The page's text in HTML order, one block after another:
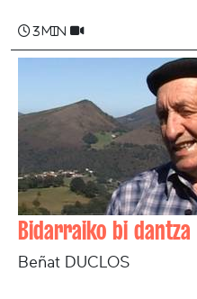
3 min
Bidarraiko bi
Beñat DUCLOS